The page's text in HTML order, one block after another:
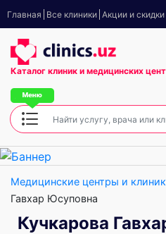
Главная Все клиники Акции и скидки
Каталог клиник и медицинских
Медицинские центры и
Гавхар Юсуповна
Кучкарова